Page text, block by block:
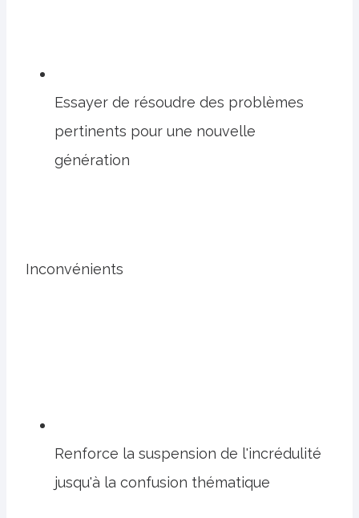
Essayer de résoudre des problèmes
pertinents pour une nouvelle
génération
Inconvénients
Renforce la suspension de l'incrédulité
jusqu'à la confusion thématique